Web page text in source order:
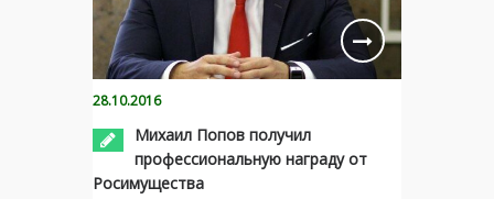
28.10.2016
Михаил Попов получил
профессиональную награду от
Росимущества